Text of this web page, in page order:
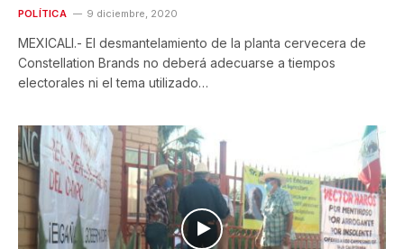
POLÍTICA 9 diciembre, 2020
MEXICALI.- El desmantelamiento de la planta cervecera de
Constellation Brands no deberá adecuarse a tiempos
electorales ni el tema utilizado…